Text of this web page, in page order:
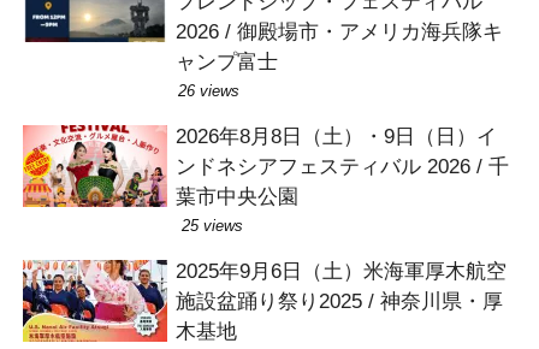
2026 / 御殿場市・アメリカ海兵隊キ
ャンプ富士
26 views
2026年8月8日（土）・9日（日）イ
ンドネシアフェスティバル 2026 / 千
葉市中央公園
25 views
2025年9月6日（土）米海軍厚木航空
施設盆踊り祭り2025 / 神奈川県・厚
木基地